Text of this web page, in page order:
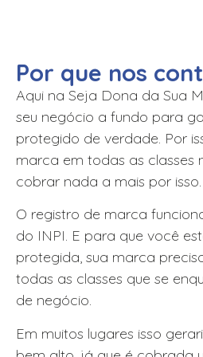
Por que nos
Aqui na Seja Dona da Sua
seu negócio a fundo para
protegido de verdade. Por
marca em todas as classes
cobrar nada a mais por isso.
O registro de marca
do INPI. E para que você
protegida, sua marca
todas as classes que se
de negócio.
Em muitos lugares isso